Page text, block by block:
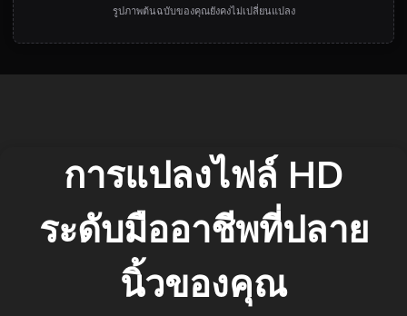
รูปภาพต้นฉบับของคุณยังคงไม่เปลี่ยนแปลง
การแปลงไฟล์ HD
ระดับมืออาชีพที่ปลาย
นิ้วของคุณ